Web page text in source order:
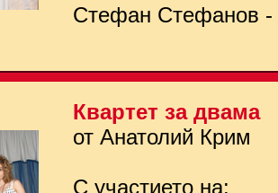
Стефан Стефанов
Квартет за двама
от Анатолий Крим
С участието на: